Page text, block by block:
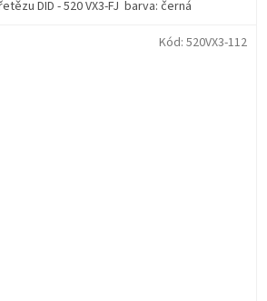
DID - 520 VX3-FJ barva: černá
Kód: 520VX3-112